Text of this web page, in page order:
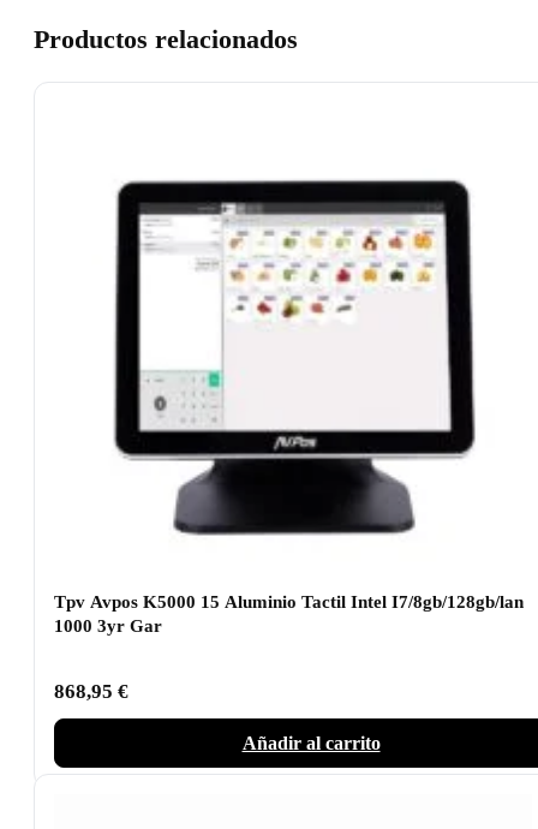
Productos relacionados
Tpv Avpos K5000 15 Aluminio Tactil Intel I7/8gb/128gb/lan
1000 3yr Gar
868,95 €
Añadir al carrito